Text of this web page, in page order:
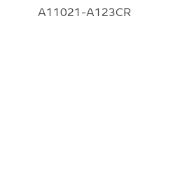
A11021-A123CR